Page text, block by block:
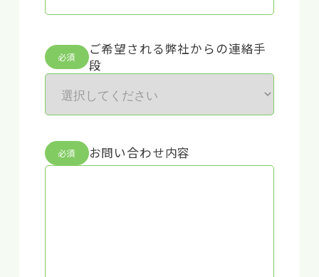
必須
ご希望される弊社からの連絡手
段
必須 お問い合わせ内容